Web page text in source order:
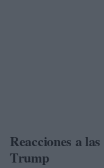
Reacciones a
Trump